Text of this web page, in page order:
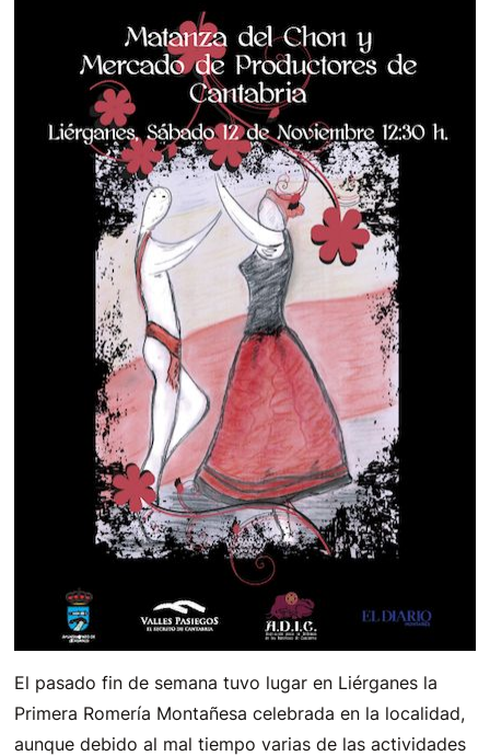
El pasado fin de semana tuvo lugar en Liérganes la
Primera Romería Montañesa celebrada en la localidad,
aunque debido al mal tiempo varias de las actividades